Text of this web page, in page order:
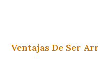
Ventajas De Ser